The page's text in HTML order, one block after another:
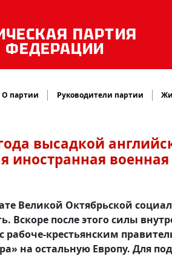
ПАРТИЯ
ФЕДЕРАЦИИ
О партии Руководители партии
высадкой
иностранная
Великой Октябрьской
Вскоре после этого силы
крестьянским
на остальную Европу. Для